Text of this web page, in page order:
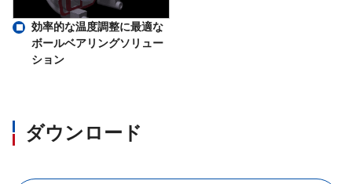
効率的な温度調整に最適な
ボールベアリングソリュー
ション
ダウンロード